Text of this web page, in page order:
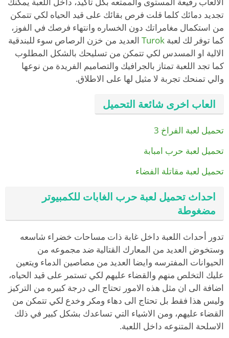
تجديد دمائك كلما قلت فرص بقائك على قيد الحياه لكي تتمكن
من استكمال مغامراتك دون الخساره وانتهاء فرصك في الفوز،
كما توفر لك لعبة Turok العديد من خزن الرصاص سوء للبندقية
الالية او المسدس لكي تتمكن من تسليحك بالشكل المطلوب
كما تجد اللعبة تمتاز بالجرافيك والتصاميم الفريدة من نوعها
والي تمنحك تجربة لا مثيل لها على الاطلاق.
العاب اخرى شائعة التحميل
تحميل لعبة الفراخ 3
تحميل لعبة حرب امبابة
تحميل لعبة مقاتلة الفضاء
احداث تحميل لعبة حرب الغابات للكمبيوتر
مضغوطة
تدور أحداث اللعبة داخل غابة ذات مساحات خضراء شاسعه
وستخوض العديد من المعارك القتالية ضد مجموعه من
الحيوانات المفترسه وايضا العديد من مصاصين الدماء ويتعين
عليك التخلص منهم والقضاء عليهم لكي تستمر على قيد الحياه،
اضافة الى ان مثل هذه الامور تحتاج الى درجة كبيره من التركيز
وليس هذا فقط بل تحتاج الى دهاء ومكر وخدع لكي تتمكن من
القضاء عليهم، ومن الاشياء التي تساعدك بشكل كبير في ذلك
الاسلحة المتنوعه داخل اللعبة.